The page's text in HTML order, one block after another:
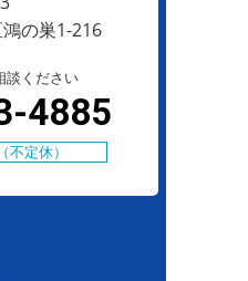
の巣1-216
談ください
4885
不定休）